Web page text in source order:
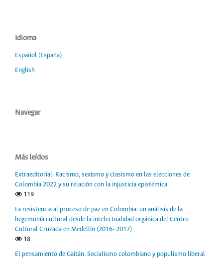
Idioma
Español (España)
English
Navegar
Más leídos
Extraeditorial: Racismo, sexismo y clasismo en las elecciones de
Colombia 2022 y su relación con la injusticia epistémica
119
La resistencia al proceso de paz en Colombia: un análisis de la
hegemonía cultural desde la intelectualidad orgánica del Centro
Cultural Cruzada en Medellín (2016- 2017)
18
El pensamiento de Gaitán. Socialismo colombiano y populismo liberal